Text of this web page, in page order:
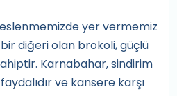
yer vermemiz
diğeri olan brokoli, güçlü
Karnabahar, sindirim
ve kansere karşı